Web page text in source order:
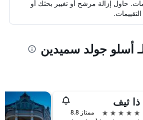
حاول إزالة مرشح أو تغيير بحثك أو
أسلو جولد سميدين
ذا ثيف
5 نجوم
ممتاز 8.8